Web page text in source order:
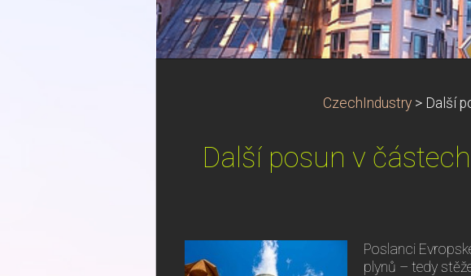
CzechIndustry > Další
Další posun v
Poslanci
plynů – tedy